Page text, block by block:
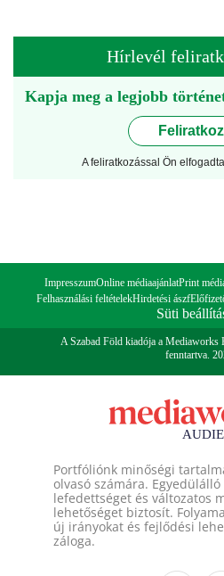
Hírlevél
Kapja meg a legjobb
A feliratkozással Ön
ImpresszumOnline médiaajánlatPrint
Felhasználási feltételekHirdetési ászf
Süti
A Szabad Föld kiadója a
fenntartva.
Portfóliónk minőségi
olvasó számára.
lefedettséget és változatos
lehetőséget biztosít.
új irányokat és fejlődési
záloga.